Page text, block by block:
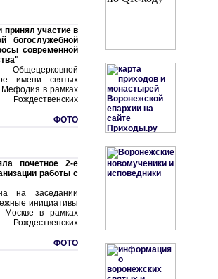
принял участие в
богослужебной
современной
имени святых
Мефодия в рамках
ФОТО
почетное 2-е
работы с
на заседании
инициативы
в рамках
ФОТО